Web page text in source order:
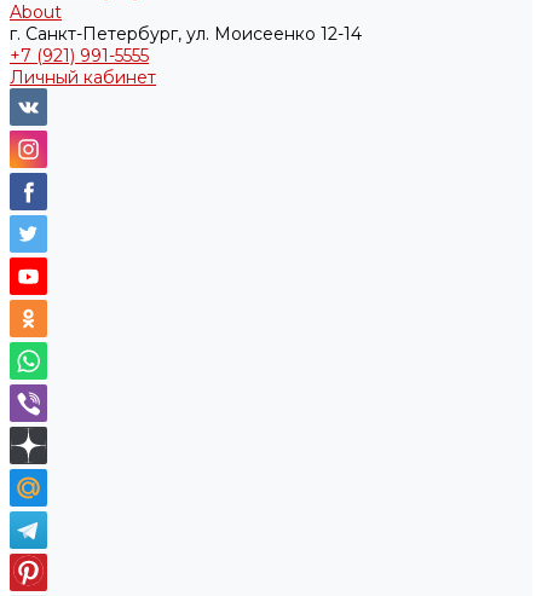
About
г. Санкт-Петербург, ул. Моисеенко 12-14
+7 (921) 991-5555
Личный кабинет